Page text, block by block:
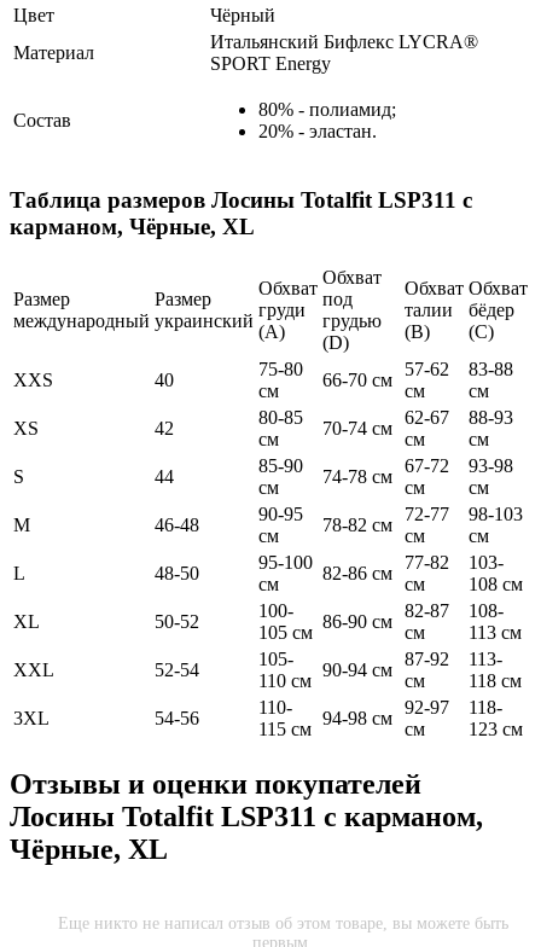
Цвет
Чёрный
Материал
Итальянский Бифлекс LYCRA®
SPORT Energy
Состав
80% - полиамид;
20% - эластан.
Таблица размеров Лосины Totalfit LSP311 с
карманом, Чёрные, XL
Размер
международный
Размер
украинский
Обхват
груди
(А)
Обхват
под
грудью
(D)
Обхват
талии
(В)
Обхват
бёдер
(С)
XXS 40
75-80
см
66-70 см
57-62
см
83-88
см
XS
42
80-85
см
70-74 см
62-67
см
88-93
см
S
44
85-90
см
74-78 см
67-72
см
93-98
см
M
46-48
90-95
см
78-82 см
72-77
см
98-103
см
L
48-50
95-100
см
82-86 см
77-82
см
103-
108 см
XL
50-52
100-
105 см
86-90 см
82-87
см
108-
113 см
XXL
52-54
105-
110 см
90-94 см
87-92
см
113-
118 см
3XL
54-56
110-
115 см
94-98 см
92-97
см
118-
123 см
Отзывы и оценки покупателей
Лосины Totalfit LSP311 с карманом,
Чёрные, XL
Еще никто не написал отзыв об этом товаре, вы можете быть
первым.